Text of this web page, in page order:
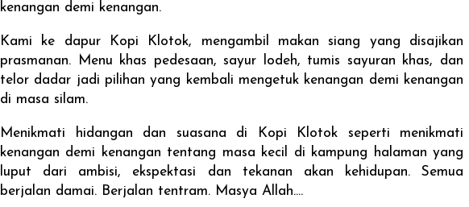
kenangan demi kenangan.
Kami ke dapur Kopi Klotok, mengambil makan siang yang disajikan
prasmanan. Menu khas pedesaan, sayur lodeh, tumis sayuran khas, dan
telor dadar jadi pilihan yang kembali mengetuk kenangan demi kenangan
di masa silam.
Menikmati hidangan dan suasana di Kopi Klotok seperti menikmati
kenangan demi kenangan tentang masa kecil di kampung halaman yang
luput dari ambisi, ekspektasi dan tekanan akan kehidupan. Semua
berjalan damai. Berjalan tentram. Masya Allah....